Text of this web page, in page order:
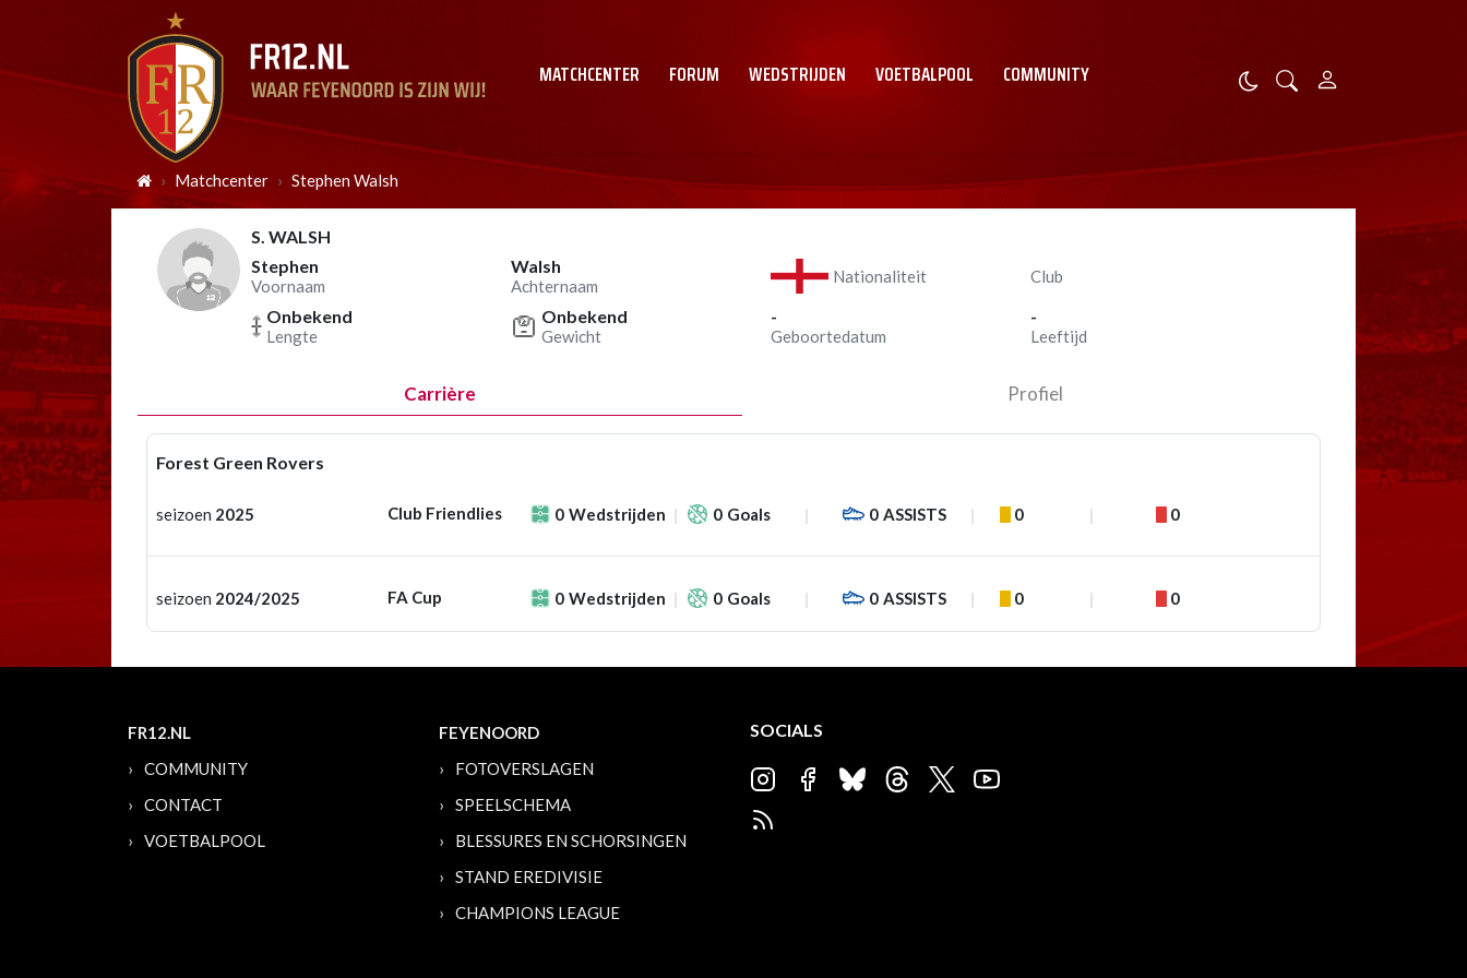
MATCHCENTER FORUM WEDSTRIJDEN VOETBALPOOL COMMUNITY
Matchcenter Stephen Walsh
S. WALSH
Stephen
Voornaam
Walsh
Achternaam
Nationaliteit Club
Onbekend
Lengte
Onbekend
Gewicht
-
Geboortedatum
-
Leeftijd
Carrière Profiel
Forest Green Rovers
seizoen 2025 Club Friendlies 0 Wedstrijden 0 Goals 0 ASSISTS 0 0
seizoen 2024/2025 FA Cup 0 Wedstrijden 0 Goals 0 ASSISTS 0 0
FR12.NL
COMMUNITY
CONTACT
VOETBALPOOL
FEYENOORD
FOTOVERSLAGEN
SPEELSCHEMA
BLESSURES EN SCHORSINGEN
STAND EREDIVISIE
CHAMPIONS LEAGUE
SOCIALS